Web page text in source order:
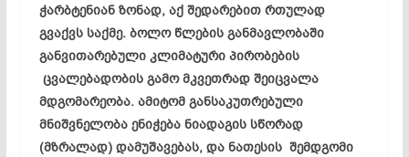
ჭარბტენიან ზონად, აქ შედარებით რთულად
გვაქვს საქმე. ბოლო წლების განმავლობაში
განვითარებული კლიმატური პირობების
ცვალებადობის გამო მკვეთრად შეიცვალა
მდგომარეობა. ამიტომ განსაკუთრებული
მნიშვნელობა ენიჭება ნიადაგის სწორად
(მზრალად) დამუშავებას, და ნათესის შემდგომი